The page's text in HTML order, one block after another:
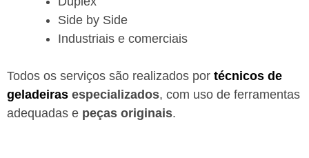
Side by Side
Industriais e comerciais
Todos os serviços são realizados por técnicos de
geladeiras especializados, com uso de ferramentas
adequadas e peças originais.